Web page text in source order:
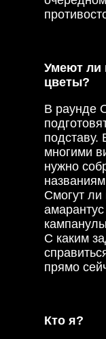
Умеют ли
цветы?
В раунде
подставу.
многими
нужно
Смогут ли
С каким
прямо
Кто я?